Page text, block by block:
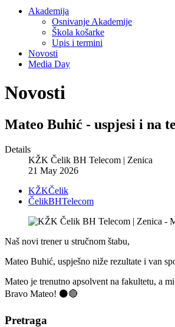
Akademija
Osnivanje Akademije
Škola košarke
Upis i termini
Novosti
Media Day
Novosti
Mateo Buhić - uspjesi i na
Details
KŽK Čelik BH Telecom | Zenica
21 May 2026
KŽKČelik
ČelikBHTelecom
Naš novi trener u stručnom štabu,
Mateo Buhić, uspješno niže rezultate i van
Mateo je trenutno apsolvent na fakultetu, a
Bravo Mateo! ⚫️🔴
Pretraga